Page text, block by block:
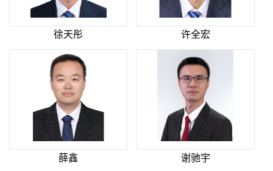
徐天彤 许全宏
薛鑫 谢驰宇